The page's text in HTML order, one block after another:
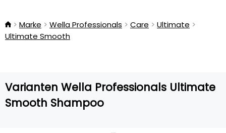
Marke Wella Professionals Care
Ultimate
Ultimate Smooth
Varianten Wella Professionals Ultimate
Smooth Shampoo